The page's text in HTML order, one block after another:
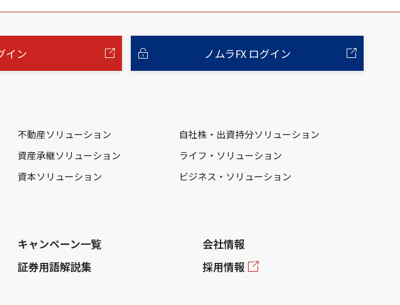
イン ノムラFX ログイン
不動産ソリューション
自社株・出資持分ソリューション
資産承継ソリューション
ライフ・ソリューション
資本ソリューション
ビジネス・ソリューション
キャンペーン一覧
証券用語解説集
会社情報
採用情報